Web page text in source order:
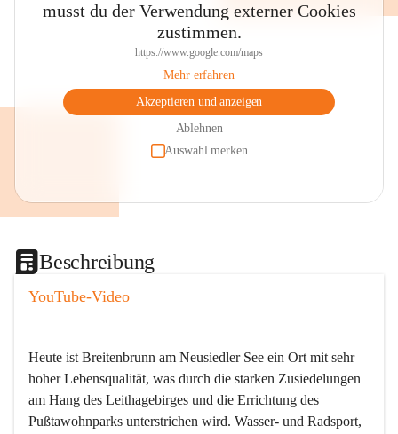
musst du der Verwendung externer Cookies
zustimmen.
https://www.google.com/maps
Mehr erfahren
Akzeptieren und anzeigen
Ablehnen
Auswahl merken
Beschreibung
YouTube-Video
Heute ist Breitenbrunn am Neusiedler See ein Ort mit sehr
hoher Lebensqualität, was durch die starken Zusiedelungen
am Hang des Leithagebirges und die Errichtung des
Pußtawohnparks unterstrichen wird. Wasser- und Radsport,